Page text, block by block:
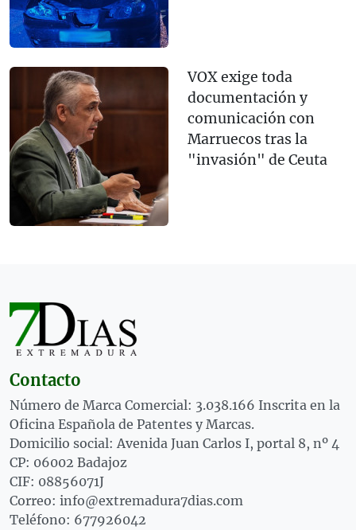
VOX exige toda
documentación y
comunicación con
Marruecos tras la
"invasión" de Ceuta
Contacto
Número de Marca Comercial: 3.038.166 Inscrita en la
Oficina Española de Patentes y Marcas.
Domicilio social: Avenida Juan Carlos I, portal 8, nº 4
CP: 06002 Badajoz
CIF: 08856071J
Correo: info@extremadura7dias.com
Teléfono: 677926042